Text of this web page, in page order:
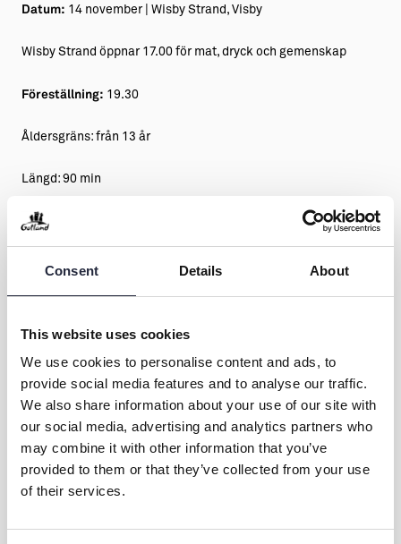
Consent Details About
This website uses cookies
We use cookies to personalise content and ads, to
provide social media features and to analyse our traffic.
We also share information about your use of our site with
our social media, advertising and analytics partners who
may combine it with other information that you’ve
provided to them or that they’ve collected from your use
of their services.
Datum: 14 november | Wisby Strand, Visby
Wisby Strand öppnar 17.00 för mat, dryck och gemenskap
Föreställning: 19.30
Åldersgräns: från 13 år
Längd: 90 min
Ordinarie biljett | 685:- ex. Serviceavgift
Tillfällen
Lördag
19:30
Köp biljetter